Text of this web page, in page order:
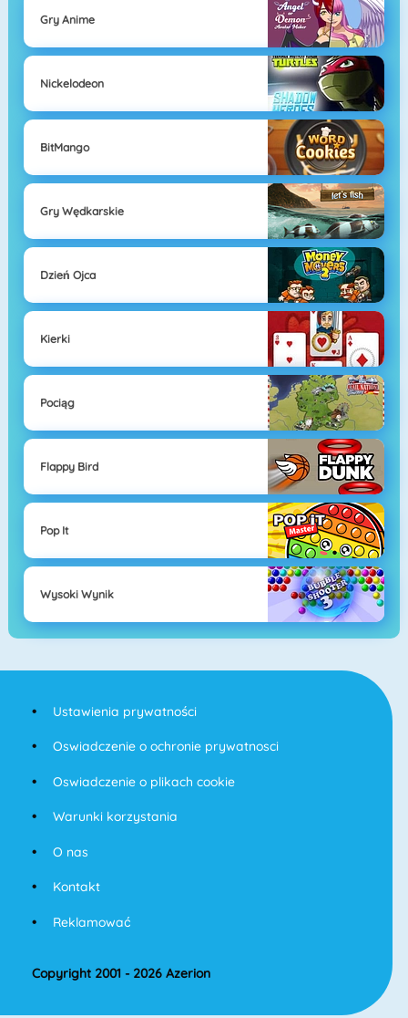
Gry Anime
Nickelodeon
BitMango
Gry Wędkarskie
Dzień Ojca
Kierki
Pociąg
Flappy Bird
Pop It
Wysoki Wynik
Ustawienia prywatności
Oswiadczenie o ochronie prywatnosci
Oswiadczenie o plikach cookie
Warunki korzystania
O nas
Kontakt
Reklamować
Copyright 2001 - 2026 Azerion